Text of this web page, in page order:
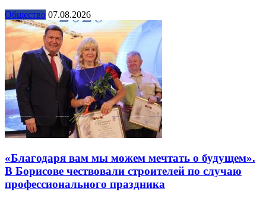
Общество 07.08.2026
«Благодаря вам мы можем мечтать о будущем».
В Борисове чествовали строителей по случаю
профессионального праздника